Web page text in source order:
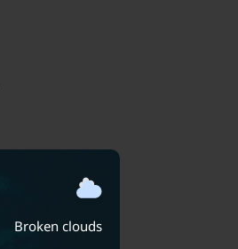
Broken clouds